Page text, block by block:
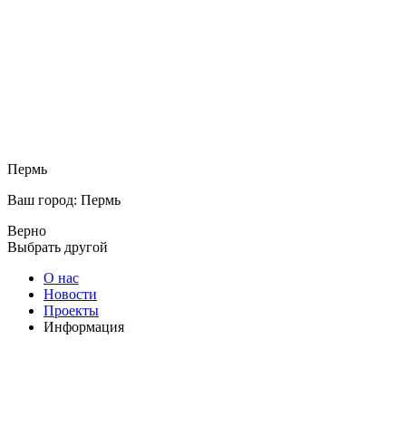
Пермь
Ваш город: Пермь
Верно
Выбрать другой
О нас
Новости
Проекты
Информация